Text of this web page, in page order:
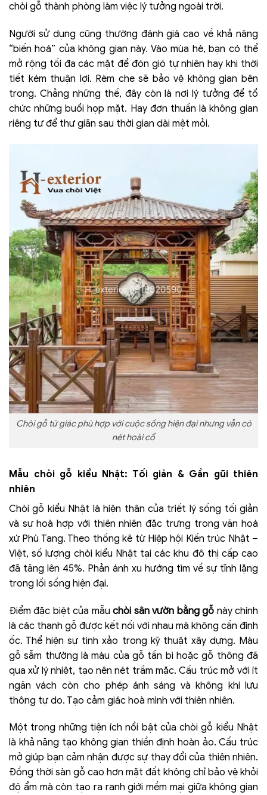
chòi gỗ thành phòng làm việc lý tưởng ngoài trời.
Người sử dụng cũng thường đánh giá cao về khả năng
“biến hoá” của không gian này. Vào mùa hè, bạn có thể
mở rộng tối đa các mặt để đón gió tự nhiên hay khi thời
tiết kém thuận lợi. Rèm che sẽ bảo vệ không gian bên
trong. Chẳng những thế, đây còn là nơi lý tưởng để tổ
chức những buổi họp mặt. Hay đơn thuần là không gian
riêng tư để thư giãn sau thời gian dài mệt mỏi.
Chòi gỗ tứ giác phù hợp với cuộc sống hiện đại nhưng vẫn có
nét hoài cổ
Mẫu chòi gỗ kiểu Nhật: Tối giản & Gần gũi thiên
nhiên
Chòi gỗ kiểu Nhật là hiện thân của triết lý sống tối giản
và sự hoà hợp với thiên nhiên đặc trưng trong văn hoá
xứ Phù Tang. Theo thống kê từ Hiệp hội Kiến trúc Nhật –
Việt, số lượng chòi kiểu Nhật tại các khu đô thị cấp cao
đã tăng lên 45%. Phản ánh xu hướng tìm về sự tĩnh lặng
trong lối sống hiện đại.
Điểm đặc biệt của mẫuchòi sân vườn bằng gỗ này chính
là các thanh gỗ được kết nối với nhau mà không cần đinh
ốc. Thể hiện sự tinh xảo trong kỹ thuật xây dựng. Màu
gỗ sẫm thường là màu của gỗ tần bì hoặc gỗ thông đã
qua xử lý nhiệt, tạo nên nét trầm mặc. Cấu trúc mở với ít
ngăn vách còn cho phép ánh sáng và không khí lưu
thông tự do. Tạo cảm giác hoà mình với thiên nhiên.
Một trong những tiện ích nổi bật của chòi gỗ kiểu Nhật
là khả năng tạo không gian thiền định hoàn ảo. Cấu trúc
mở giúp bạn cảm nhận được sự thay đổi của thiên nhiên.
Đồng thời sàn gỗ cao hơn mặt đất không chỉ bảo vệ khỏi
độ ẩm mà còn tạo ra ranh giới mềm mại giữa không gian